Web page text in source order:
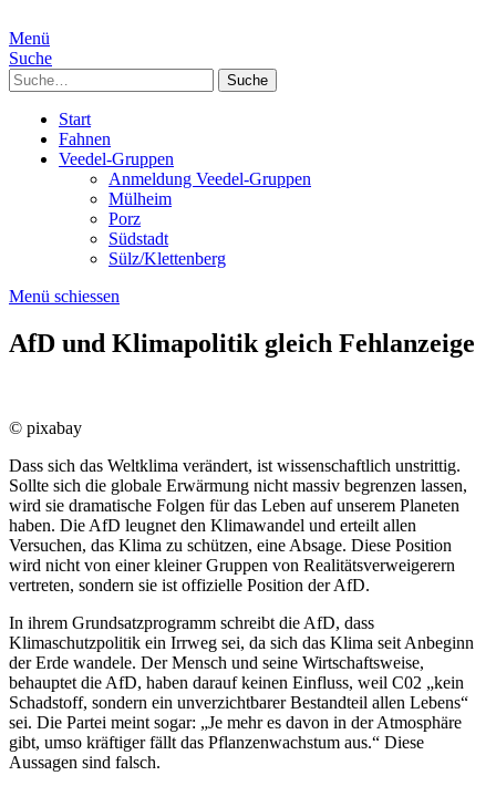
Menü
Suche
Suche
Start
Fahnen
Veedel-Gruppen
Anmeldung Veedel-Gruppen
Mülheim
Porz
Südstadt
Sülz/Klettenberg
Menü schiessen
AfD und Klimapolitik gleich Fehlanzeige
© pixabay
Dass sich das Weltklima verändert, ist wissenschaftlich unstrittig.
Sollte sich die globale Erwärmung nicht massiv begrenzen lassen,
wird sie dramatische Folgen für das Leben auf unserem Planeten
haben. Die AfD leugnet den Klimawandel und erteilt allen
Versuchen, das Klima zu schützen, eine Absage. Diese Position
wird nicht von einer kleiner Gruppen von Realitätsverweigerern
vertreten, sondern sie ist offizielle Position der AfD.
In ihrem Grundsatzprogramm schreibt die AfD, dass
Klimaschutzpolitik ein Irrweg sei, da sich das Klima seit Anbeginn
der Erde wandele. Der Mensch und seine Wirtschaftsweise,
behauptet die AfD, haben darauf keinen Einfluss, weil C02 „kein
Schadstoff, sondern ein unverzichtbarer Bestandteil allen Lebens“
sei. Die Partei meint sogar: „Je mehr es davon in der Atmosphäre
gibt, umso kräftiger fällt das Pflanzenwachstum aus.“ Diese
Aussagen sind falsch.